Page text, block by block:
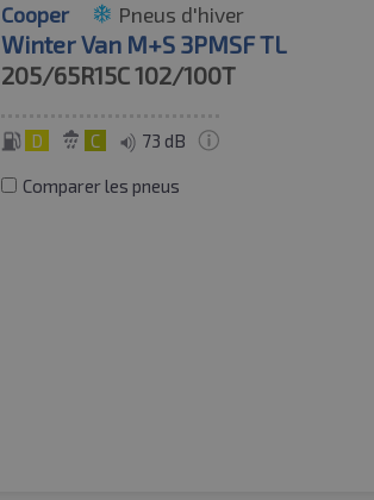
Cooper Pneus d'hiver
Winter Van M+S 3PMSF TL
205/65R15C102/100T
D C 73 dB
Comparer les pneus